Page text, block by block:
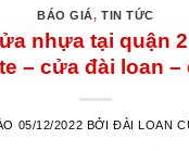
BÁO GIÁ,TIN TỨC
nhựa tại quận
– cửa đài loan –
05/12/2022 BỞI ĐÀI LOAN